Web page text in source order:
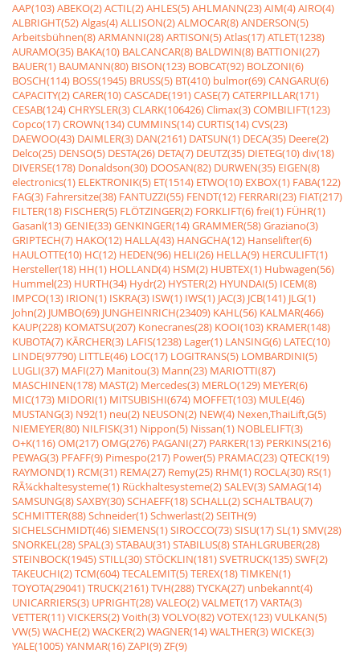
AAP(103)ABEKO(2)ACTIL(2)AHLES(5)AHLMANN(23)AIM(4)AIRO(4)
ALBRIGHT(52)Algas(4)ALLISON(2)ALMOCAR(8)ANDERSON(5)
Arbeitsbühnen(8)ARMANNI(28)ARTISON(5)Atlas(17)ATLET(1238)
AURAMO(35) BAKA(10) BALCANCAR(8) BALDWIN(8) BATTIONI(27)
BAUER(1) BAUMANN(80) BISON(123) BOBCAT(92) BOLZONI(6)
BOSCH(114) BOSS(1945) BRUSS(5) BT(410) bulmor(69)CANGARU(6)
CAPACITY(2)CARER(10)CASCADE(191)CASE(7)CATERPILLAR(171)
CESAB(124)CHRYSLER(3)CLARK(106426)Climax(3)COMBILIFT(123)
Copco(17)CROWN(134)CUMMINS(14)CURTIS(14)CVS(23)
DAEWOO(43) DAIMLER(3) DAN(2161) DATSUN(1) DECA(35) Deere(2)
Delco(25) DENSO(5) DESTA(26) DETA(7) DEUTZ(35) DIETEG(10)div(18)
DIVERSE(178) Donaldson(30) DOOSAN(82) DURWEN(35) EIGEN(8)
electronics(1) ELEKTRONIK(5) ET(1514) ETWO(10) EXBOX(1) FABA(122)
FAG(3) Fahrersitze(38) FANTUZZI(55) FENDT(12) FERRARI(23) FIAT(217)
FILTER(18) FISCHER(5) FLÖTZINGER(2) FORKLIFT(6)frei(1) FÜHR(1)
Gasanl(13)GENIE(33)GENKINGER(14)GRAMMER(58)Graziano(3)
GRIPTECH(7) HAKO(12) HALLA(43) HANGCHA(12) Hanselifter(6)
HAULOTTE(10) HC(12) HEDEN(96) HELI(26) HELLA(9) HERCULIFT(1)
Hersteller(18) HH(1) HOLLAND(4) HSM(2) HUBTEX(1) Hubwagen(56)
Hummel(23) HURTH(34) Hydr(2) HYSTER(2) HYUNDAI(5) ICEM(8)
IMPCO(13) IRION(1) ISKRA(3) ISW(1) IWS(1) JAC(3) JCB(141) JLG(1)
John(2) JUMBO(69) JUNGHEINRICH(23409) KAHL(56) KALMAR(466)
KAUP(228) KOMATSU(207) Konecranes(28) KOOI(103) KRAMER(148)
KUBOTA(7) KÃRCHER(3) LAFIS(1238) Lager(1) LANSING(6) LATEC(10)
LINDE(97790) LITTLE(46) LOC(17) LOGITRANS(5) LOMBARDINI(5)
LUGLI(37) MAFI(27) Manitou(3) Mann(23) MARIOTTI(87)
MASCHINEN(178) MAST(2) Mercedes(3) MERLO(129) MEYER(6)
MIC(173) MIDORI(1) MITSUBISHI(674) MOFFET(103) MULE(46)
MUSTANG(3) N92(1) neu(2) NEUSON(2) NEW(4) Nexen,ThaiLift,G(5)
NIEMEYER(80) NILFISK(31) Nippon(5) Nissan(1) NOBLELIFT(3)
O+K(116)OM(217)OMG(276) PAGANI(27) PARKER(13) PERKINS(216)
PEWAG(3) PFAFF(9) Pimespo(217) Power(5) PRAMAC(23)QTECK(19)
RAYMOND(1) RCM(31) REMA(27) Remy(25) RHM(1) ROCLA(30) RS(1)
RÃ¼ckhaltesysteme(1) Rückhaltesysteme(2)SALEV(3)SAMAG(14)
SAMSUNG(8)SAXBY(30)SCHAEFF(18)SCHALL(2)SCHALTBAU(7)
SCHMITTER(88)Schneider(1)Schwerlast(2)SEITH(9)
SICHELSCHMIDT(46)SIEMENS(1)SIROCCO(73)SISU(17)SL(1)SMV(28)
SNORKEL(28)SPAL(3)STABAU(31)STABILUS(8)STAHLGRUBER(28)
STEINBOCK(1945)STILL(30)STÖCKLIN(181)SVETRUCK(135)SWF(2)
TAKEUCHI(2)TCM(604)TECALEMIT(5)TEREX(18)TIMKEN(1)
TOYOTA(29041)TRUCK(2161)TVH(288)TYCKA(27) unbekannt(4)
UNICARRIERS(3) UPRIGHT(28)VALEO(2)VALMET(17)VARTA(3)
VETTER(11)VICKERS(2)Voith(3)VOLVO(82)VOTEX(123)VULKAN(5)
VW(5)WACHE(2)WACKER(2)WAGNER(14)WALTHER(3)WICKE(3)
YALE(1005)YANMAR(16)ZAPI(9)ZF(9)